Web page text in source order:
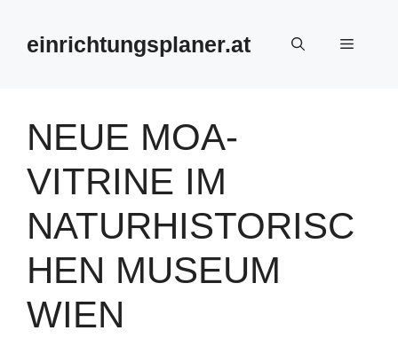
springeneinrichtungsplaner.at Menü
NEUE MOA-
VITRINE IM
NATURHISTORISC
HEN MUSEUM
WIEN